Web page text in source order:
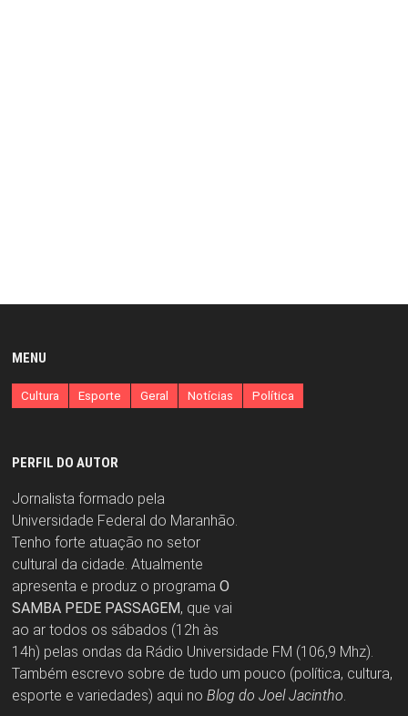
MENU
Cultura Esporte Geral Notícias Política
PERFIL DO AUTOR
Jornalista formado pela
Universidade Federal do Maranhão.
Tenho forte atuação no setor
cultural da cidade. Atualmente
apresenta e produz o programa O
SAMBA PEDE PASSAGEM, que vai
ao ar todos os sábados (12h às
14h) pelas ondas da Rádio Universidade FM (106,9 Mhz).
Também escrevo sobre de tudo um pouco (política, cultura,
esporte e variedades) aqui no Blog do Joel Jacintho